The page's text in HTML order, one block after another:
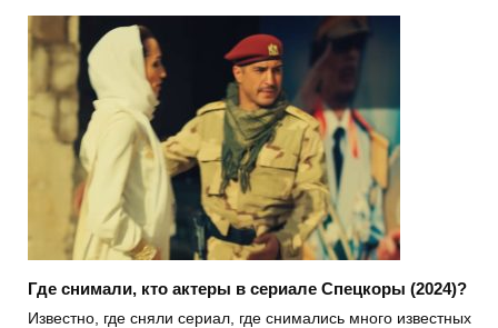
Где снимали, кто актеры в сериале Спецкоры (2024)?
Известно, где сняли сериал, где снимались много известных